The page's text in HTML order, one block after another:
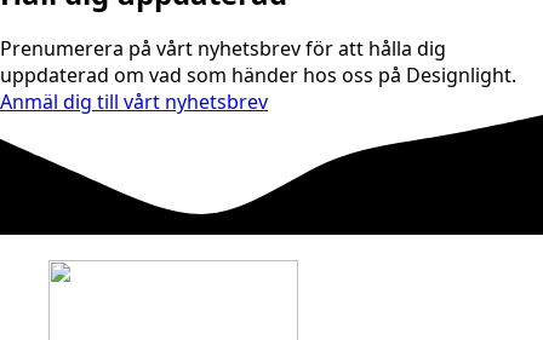
Prenumerera på vårt nyhetsbrev för att hålla dig
uppdaterad om vad som händer hos oss på Designlight.
Anmäl dig till vårt nyhetsbrev